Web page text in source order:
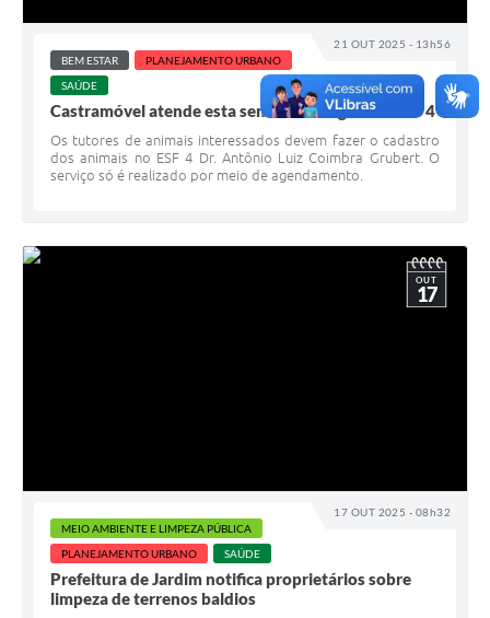
21 OUT 2025 - 13h56
BEM ESTAR
PLANEJAMENTO URBANO
SAÚDE
Castramóvel atende esta semana na região do ESF 4
Os tutores de animais interessados devem fazer o cadastro
dos animais no ESF 4 Dr. Antônio Luiz Coimbra Grubert. O
serviço só é realizado por meio de agendamento.
17 OUT 2025 - 08h32
OUT
17
MEIO AMBIENTE E LIMPEZA PÚBLICA
PLANEJAMENTO URBANO
SAÚDE
Prefeitura de Jardim notifica proprietários sobre
limpeza de terrenos baldios